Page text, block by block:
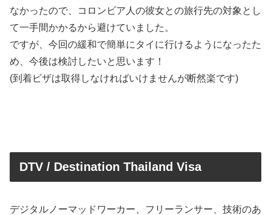
なかったので、コロンビア人の彼女との旅行先の対象とし
て一手間かかるから避けていました。
ですが、今回の緩和で簡単にタイに行けるようになったた
め、今後は検討したいと思います！
(到着ビザは取得しなければいけませんが断然楽です)
DTV / Destination Thailand Visa
デジタルノーマッドワーカー、フリーランサー、技術のあ